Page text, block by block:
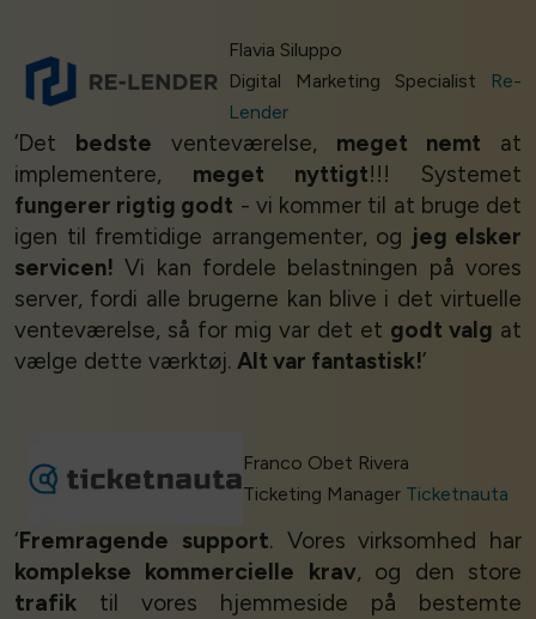
Flavia Siluppo
Digital Marketing Specialist
Re-
Lender
‘Det bedste venteværelse, meget nemt at
implementere, meget nyttigt!!! Systemet
fungerer rigtig godt - vi kommer til at bruge det
igen til fremtidige arrangementer, og jeg elsker
servicen! Vi kan fordele belastningen på vores
server, fordi alle brugerne kan blive i det virtuelle
venteværelse, så for mig var det et godt valg at
vælge dette værktøj. Alt var fantastisk!’
Franco Obet Rivera
Ticketing Manager Ticketnauta
‘Fremragende support. Vores virksomhed har
komplekse kommercielle krav, og den store
trafik til vores hjemmeside på bestemte